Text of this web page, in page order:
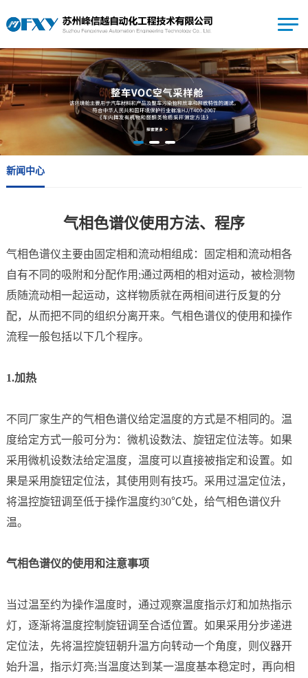
新闻中心
气相色谱仪使用方法、程序
气相色谱仪主要由固定相和流动相组成：固定相和流动相各
自有不同的吸附和分配作用;通过两相的相对运动，被检测物
质随流动相一起运动，这样物质就在两相间进行反复的分
配，从而把不同的组织分离开来。气相色谱仪的使用和操作
流程一般包括以下几个程序。
1.加热
不同厂家生产的气相色谱仪给定温度的方式是不相同的。温
度给定方式一般可分为：微机设数法、旋钮定位法等。如果
采用微机设数法给定温度，温度可以直接被指定和设置。如
果是采用旋钮定位法，其使用则有技巧。采用过温定位法，
将温控旋钮调至低于操作温度约30℃处，给气相色谱仪升
温。
气相色谱仪的使用和注意事项
当过温至约为操作温度时，通过观察温度指示灯和加热指示
灯，逐渐将温度控制旋钮调至合适位置。如果采用分步递进
定位法，先将温控旋钮朝升温方向转动一个角度，则仪器开
始升温，指示灯亮;当温度达到某一温度基本稳定时，再向相